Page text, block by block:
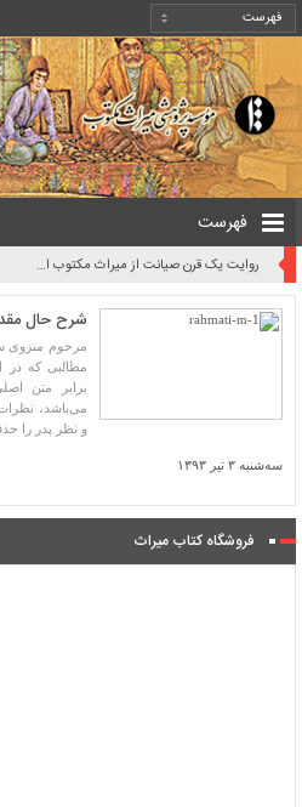
فهرست
روایت یک قرن صیانت از میراث مکتوب ایران به
شرح حال
مرحوم منزوی
مطالبی که در
برابر متن
می‌باشد،
و نظر پدر را
سه‌شنبه ۳ تیر ۱۳۹۳
فروشگاه کتاب میراث